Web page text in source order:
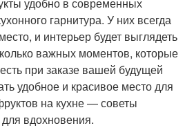
Кроватный ящик
Ящики под кроватью
гарнитура. У них всегда
и интерьер будет выглядеть
важных моментов, которые
при заказе вашей будущей
удобное и красивое место для
на кухне — советы
вдохновения.